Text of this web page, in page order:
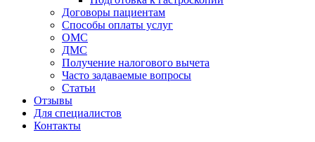
Договоры пациентам
Способы оплаты услуг
ОМС
ДМС
Получение налогового вычета
Часто задаваемые вопросы
Статьи
Отзывы
Для специалистов
Контакты